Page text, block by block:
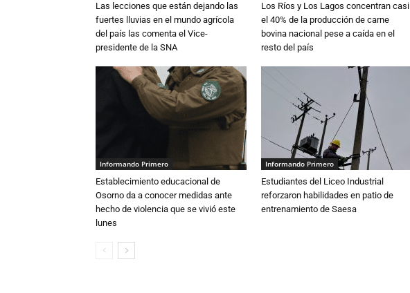
Las lecciones que están dejando las
fuertes lluvias en el mundo agrícola
del país las comenta el Vice-
presidente de la SNA
Los Ríos y Los Lagos concentran casi
el 40% de la producción de carne
bovina nacional pese a caída en el
resto del país
Informando Primero
Establecimiento educacional de
Osorno da a conocer medidas ante
hecho de violencia que se vivió este
lunes
Informando Primero
Estudiantes del Liceo Industrial
reforzaron habilidades en patio de
entrenamiento de Saesa